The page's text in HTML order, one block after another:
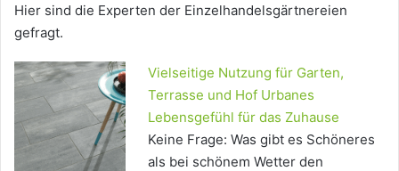
Hier sind die Experten der Einzelhandelsgärtnereien
gefragt.
Vielseitige Nutzung für Garten,
Terrasse und Hof Urbanes
Lebensgefühl für das Zuhause
Keine Frage: Was gibt es Schöneres
als bei schönem Wetter den